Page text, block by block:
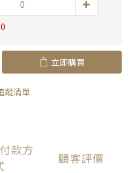
立即購買
蹤清單
款方
顧客評價